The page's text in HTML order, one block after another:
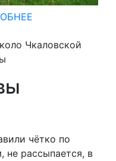
Чкаловской
чётко по
не рассыпается, в